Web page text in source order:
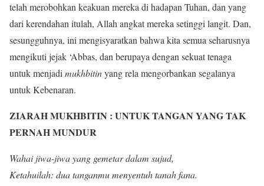
telah merobohkan keakuan mereka di hadapan Tuhan, dan yang
dari kerendahan itulah, Allah angkat mereka setinggi langit. Dan,
sesungguhnya, ini mengisyaratkan bahwa kita semua seharusnya
mengikuti jejak ‘Abbas, dan berupaya dengan sekuat tenaga
untuk menjadi mukhbitinyang rela mengorbankan segalanya
untuk Kebenaran.
ZIARAH MUKHBITIN : UNTUK TANGAN YANG TAK
PERNAH MUNDUR
Wahai jiwa-jiwa yang gemetar dalam sujud,
Ketahuilah: dua tanganmu menyentuh tanah fana.